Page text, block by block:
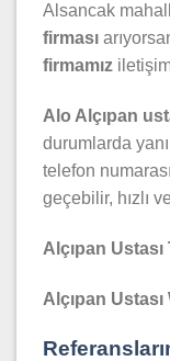
Alsancak
firması
firmamız
Alo Alçıpan
durumlarda
telefon
geçebilir, hızlı
Alçıpan
Alçıpan